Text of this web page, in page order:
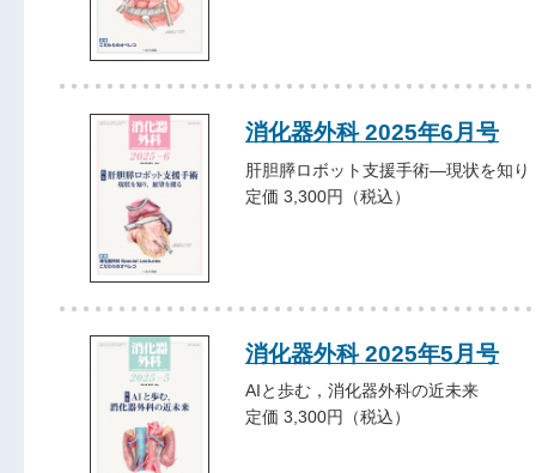
消化器外科 2025年6月号
肝胆膵ロボット支援手術―現状を知り
定価 3,300円（税込）
消化器外科 2025年5月号
AIと歩む，消化器外科の近未来
定価 3,300円（税込）